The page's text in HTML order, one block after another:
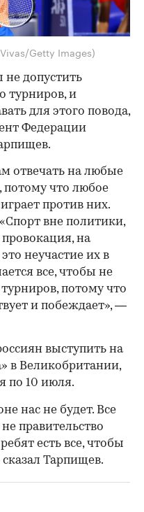
Getty Images)
не допустить
турниров, и
для этого повода,
Федерации
отвечать на любые
что любое
против них.
вне политики,
на
неучастие их в
все, чтобы не
потому что
и побеждает», —
выступить на
в Великобритании,
по 10 июля.
нас не будет. Все
правительство
есть все, чтобы
Тарпищев.